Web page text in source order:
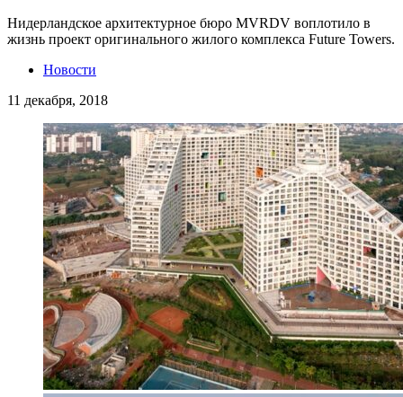
Нидерландское архитектурное бюро MVRDV воплотило в
жизнь проект оригинального жилого комплекса Future Towers.
Новости
11 декабря, 2018